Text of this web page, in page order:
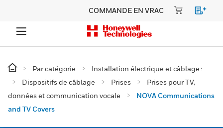
COMMANDE EN VRAC
Par catégorie
Installation électrique et câblage :
Dispositifs de câblage
Prises
Prises pour TV,
données et communication vocale
NOVA Communications
and TV Covers